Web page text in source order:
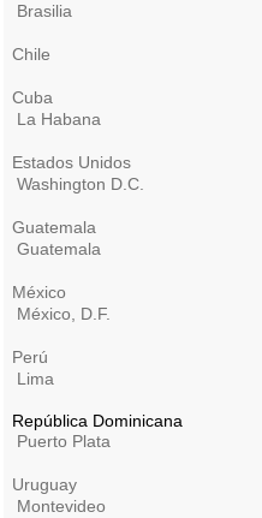
Brasilia
Chile
Cuba
La Habana
Estados Unidos
Washington D.C.
Guatemala
Guatemala
México
México, D.F.
Perú
Lima
República Dominicana
Puerto Plata
Uruguay
Montevideo